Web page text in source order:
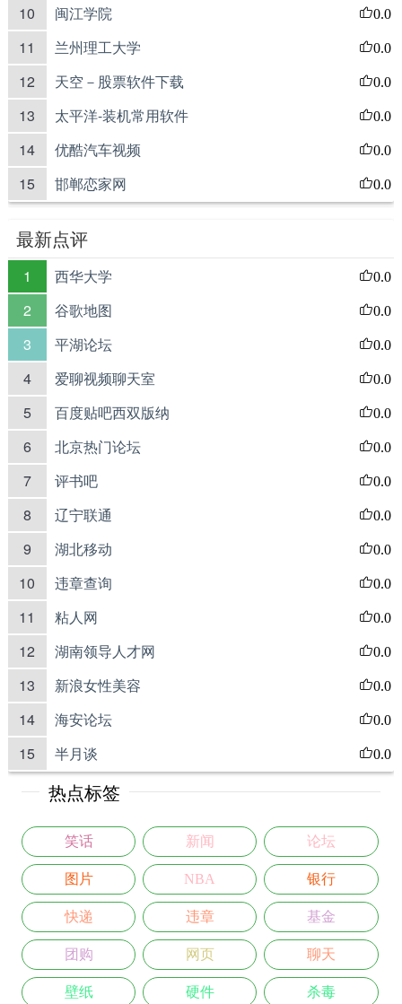
10 闽江学院 0.0
11 兰州理工大学 0.0
12 天空－股票软件下载 0.0
13 太平洋-装机常用软件 0.0
14 优酷汽车视频 0.0
15 邯郸恋家网 0.0
最新点评
1 西华大学 0.0
2 谷歌地图 0.0
3 平湖论坛 0.0
4 爱聊视频聊天室 0.0
5 百度贴吧西双版纳 0.0
6 北京热门论坛 0.0
7 评书吧 0.0
8 辽宁联通 0.0
9 湖北移动 0.0
10 违章查询 0.0
11 粘人网 0.0
12 湖南领导人才网 0.0
13 新浪女性美容 0.0
14 海安论坛 0.0
15 半月谈 0.0
热点标签
笑话 新闻 论坛
图片 NBA 银行
快递 违章 基金
团购 网页 聊天
壁纸 硬件 杀毒